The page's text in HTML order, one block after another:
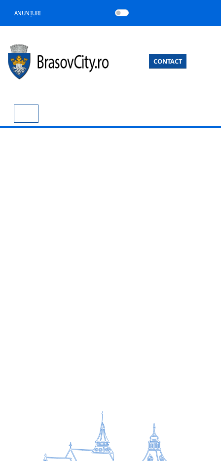
ANUNȚURI
CONTACT